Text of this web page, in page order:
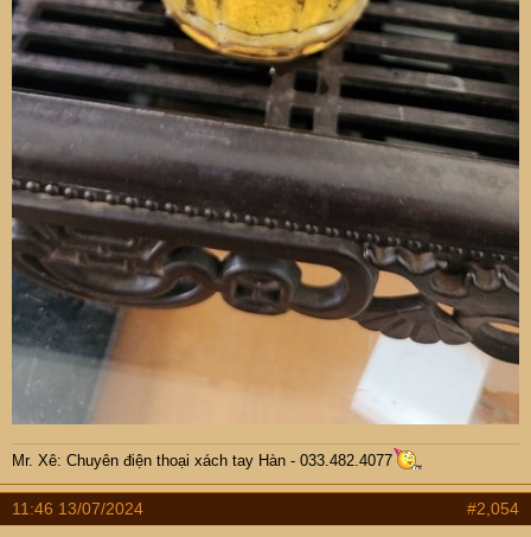
Mr. Xê: Chuyên điện thoại xách tay Hàn - 033.482.4077
11:46 13/07/2024 #2,054